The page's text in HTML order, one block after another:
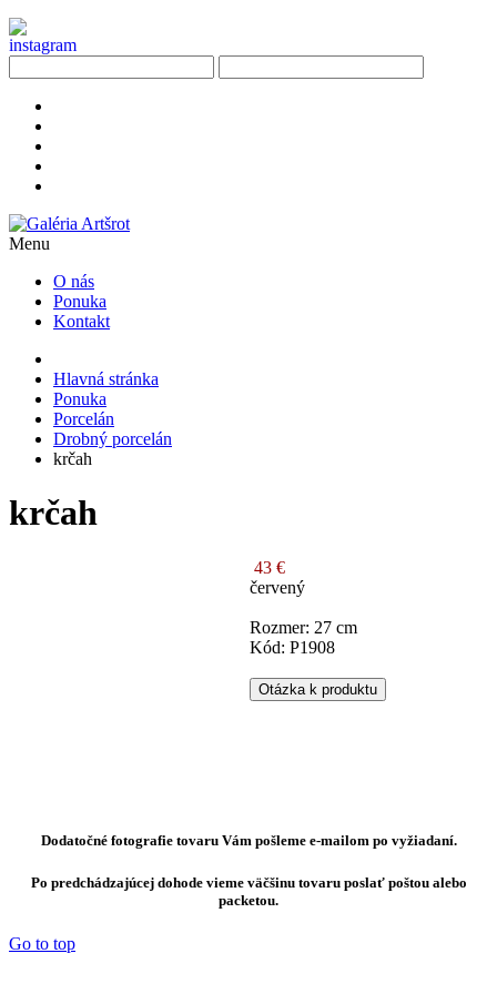
Menu
O nás
Ponuka
Kontakt
Hlavná stránka
Ponuka
Porcelán
Drobný porcelán
krčah
krčah
43 €
červený
Rozmer: 27 cm
Kód: P1908
Otázka k produktu
Dodatočné fotografie tovaru Vám pošleme e-mailom po vyžiadaní.
Po predchádzajúcej dohode vieme väčšinu tovaru poslať poštou alebo
packetou.
Go to top